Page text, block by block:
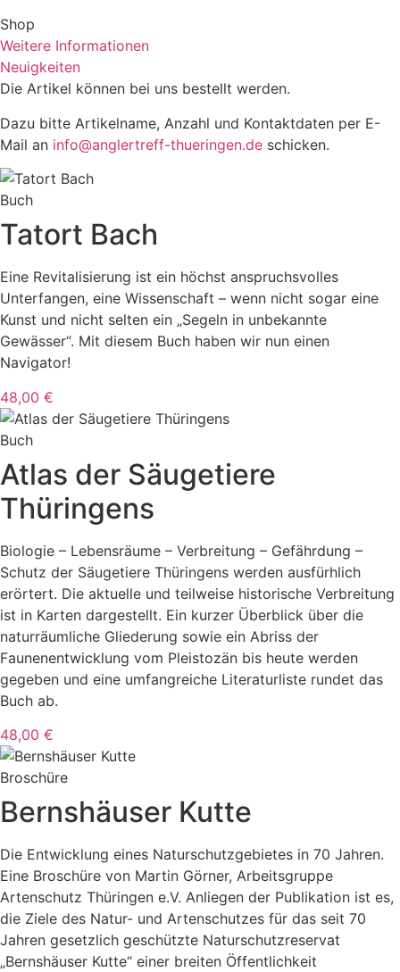
Shop
Weitere Informationen
Neuigkeiten
Die Artikel können bei uns bestellt werden.
Dazu bitte Artikelname, Anzahl und Kontaktdaten per E-
Mail an info@anglertreff-thueringen.de schicken.
Buch
Tatort Bach
Eine Revitalisierung ist ein höchst anspruchsvolles
Unterfangen, eine Wissenschaft – wenn nicht sogar eine
Kunst und nicht selten ein „Segeln in unbekannte
Gewässer“. Mit diesem Buch haben wir nun einen
Navigator!
48,00 €
Buch
Atlas der Säugetiere
Thüringens
Biologie – Lebensräume – Verbreitung – Gefährdung –
Schutz der Säugetiere Thüringens werden ausfürhlich
erörtert. Die aktuelle und teilweise historische Verbreitung
ist in Karten dargestellt. Ein kurzer Überblick über die
naturräumliche Gliederung sowie ein Abriss der
Faunenentwicklung vom Pleistozän bis heute werden
gegeben und eine umfangreiche Literaturliste rundet das
Buch ab.
48,00 €
Broschüre
Bernshäuser Kutte
Die Entwicklung eines Naturschutzgebietes in 70 Jahren.
Eine Broschüre von Martin Görner, Arbeitsgruppe
Artenschutz Thüringen e.V. Anliegen der Publikation ist es,
die Ziele des Natur- und Artenschutzes für das seit 70
Jahren gesetzlich geschützte Naturschutzreservat
„Bernshäuser Kutte“ einer breiten Öffentlichkeit